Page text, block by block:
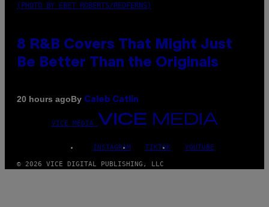
(PHOTO BY EBET ROBERTS/REDFERNS)
8 R&B Covers That Might Just
Be Better Than the Originals
20 hours agoBy Caleb Catlin
VICE MEDIA
INSTAGRAM TIKTOK YOUTUBE
© 2026 VICE DIGITAL PUBLISHING, LLC